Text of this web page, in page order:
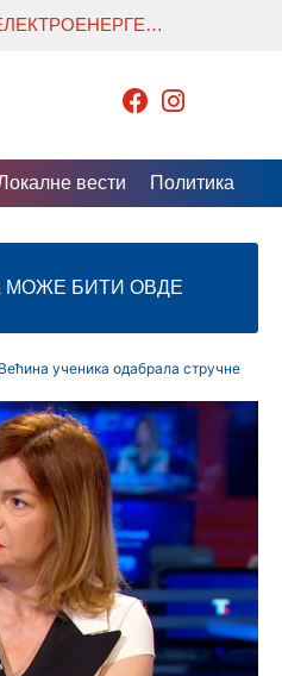
ЕМС: ЕЛЕКТРОЕНЕРГЕТСКИ СИСТЕМ СТАБИЛАН, ГРАЂАНИМА АПЕЛ ДА СМАЊЕ ПОТРОШЊУ СТРУЈЕ
вести Политика
МОЖЕ БИТИ ОВДЕ
ученика одабрала стручне